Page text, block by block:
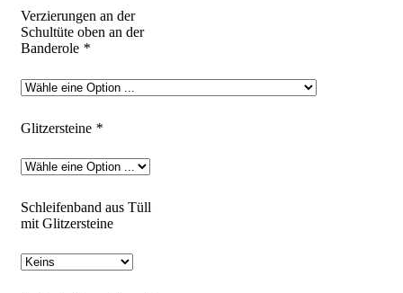
Verzierungen an der
Schultüte oben an der
Banderole *
Glitzersteine *
Schleifenband aus Tüll
mit Glitzersteine